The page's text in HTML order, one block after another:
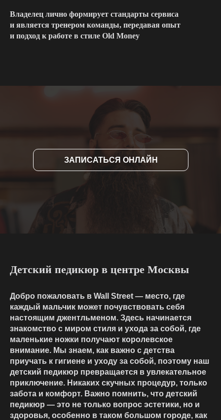
Владелец лично формирует стандарты сервиса
и является тренером команды, передавая опыт
и подход к работе в стиле Old Money
ЗАПИСАТЬСЯ ОНЛАЙН
Детский педикюр в центре Москвы
Добро пожаловать в Wall Street — место, где
каждый мальчик может почувствовать себя
настоящим джентльменом. Здесь начинается
знакомство с миром стиля и ухода за собой, где
маленькие ножки получают королевское
внимание. Мы знаем, как важно с детства
приучать к гигиене и уходу за собой, поэтому наш
детский педикюр превращается в увлекательное
приключение. Никаких скучных процедур, только
забота и комфорт. Важно помнить, что детский
педикюр — это не только вопрос эстетики, но и
здоровья, особенно в таком большом городе, как